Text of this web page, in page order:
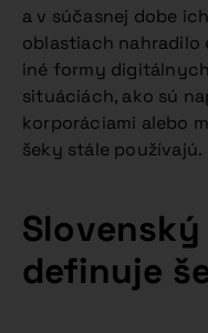
a v súčasnej dobe
oblastiach
iné formy
situáciách, ako sú
korporáciami alebo
šeky stále používajú.
definuje